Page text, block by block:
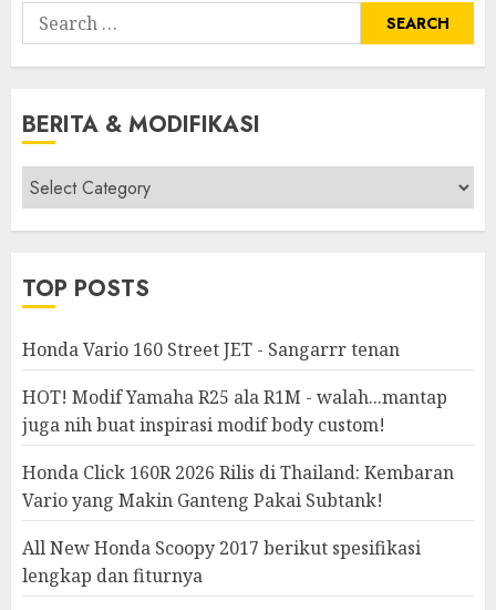
Search
for:
BERITA & MODIFIKASI
Berita
&
Modifikasi
TOP POSTS
Honda Vario 160 Street JET - Sangarrr tenan
HOT! Modif Yamaha R25 ala R1M - walah...mantap
juga nih buat inspirasi modif body custom!
Honda Click 160R 2026 Rilis di Thailand: Kembaran
Vario yang Makin Ganteng Pakai Subtank!
All New Honda Scoopy 2017 berikut spesifikasi
lengkap dan fiturnya